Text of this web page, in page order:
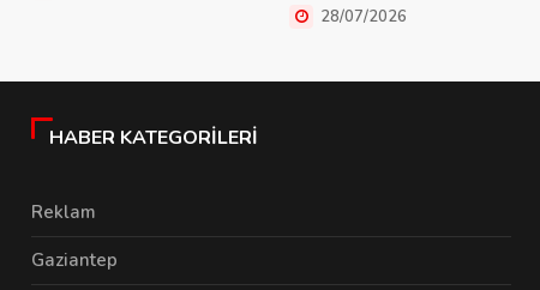
28/07/2026
HABER KATEGORILERI
Reklam
Gaziantep